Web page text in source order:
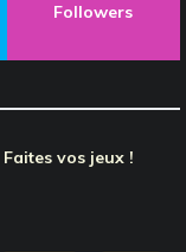
Followers
vos jeux !